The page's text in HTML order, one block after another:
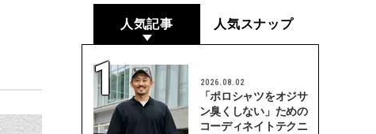
人気記事 人気スナップ
2026.08.02
「ポロシャツをオジサ
ン臭くしない」ための
コーディネイトテクニ